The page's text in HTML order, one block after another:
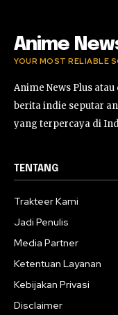
Anime
YOUR MOST RELIABLE
Anime News Plus
berita indie seputar
yang terpercaya di
TENTANG
Trakteer Kami
Jadi Penulis
Media Partner
Ketentuan Layanan
Kebijakan Privasi
Disclaimer